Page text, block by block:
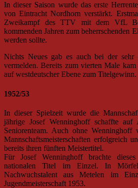
In dieser Saison wurde das erste
von Eintracht Nordhorn verstärkt.
Zweikampf des TTV mit dem VfL
kommenden Jahren zum beherrschenden
werden sollte.
Nichts Neues gab es auch bei der sehr
vermelden. Bereits zum vierten Male
auf westdeutscher Ebene zum Titelgewinn.
1952/53
In dieser Spielzeit wurde die
jährige Josef Wenninghoff schaffte
Seniorenteam. Auch ohne
Mannschaftsmeisterschaften erfolgreich
bereits ihren fünften Meistertitel.
Für Josef Wenninghoff brachte
nationalen Titel im Einzel. In
Nachwuchstalent aus Metelen im
Jugendmeisterschaft 1953.